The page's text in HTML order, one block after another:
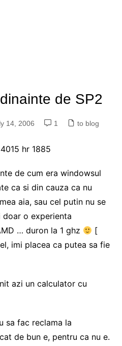
de SP2
14, 2006 1 to blog
de cum era windowsul
ca si din cauza ca nu
aia, sau cel putin nu se
doar o experienta
… duron la 1 ghz
[
imi placea ca putea sa fie
azi un calculator cu
sa fac reclama la
de bun e, pentru ca nu e.